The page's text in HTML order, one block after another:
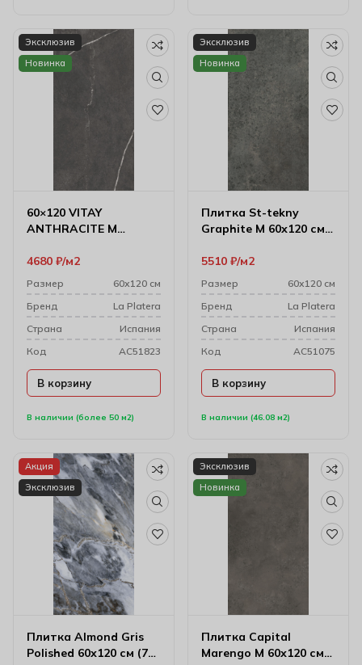
Эксклюзив
Новинка
60×120 VITAY
ANTHRACITE M
В наличии (более 50 м2)
4680 ₽ м2
Размер
60х120 см
Бренд
La Platera
Cтрана
Испания
Код
AC51823
В корзину
Эксклюзив
Новинка
Плитка St-tekny
Graphite M 60х120 см
В наличии (46.08 м2)
5510 ₽ м2
Размер
60х120 см
Бренд
La Platera
Cтрана
Испания
Код
AC51075
В корзину
Акция
Эксклюзив
Плитка Almond Gris
Polished 60х120 см (7
Эксклюзив
Новинка
Плитка Capital
Marengo M 60х120 см